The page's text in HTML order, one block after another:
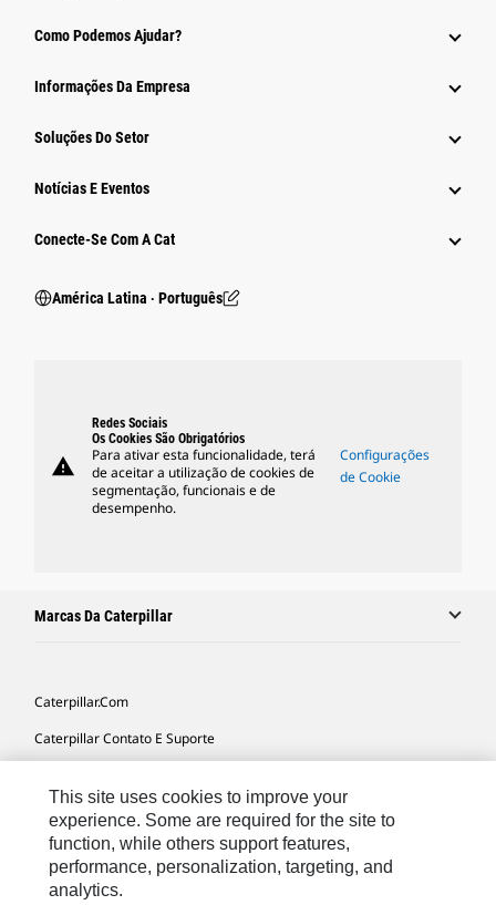
Como Podemos Ajudar?
Informações Da Empresa
Soluções Do Setor
Notícias E Eventos
Conecte-Se Com A Cat
América Latina ‧ Português
warning
Redes Sociais
Os Cookies São Obrigatórios
Para ativar esta funcionalidade, terá
de aceitar a utilização de cookies de
segmentação, funcionais e de
desempenho.
Configurações
de Cookie
Marcas Da Caterpillar
Caterpillar.com
Caterpillar Contato E Suporte
Mapa Do Local
Cookie Settings
Legal
This site uses cookies to improve your
experience. Some are required for the site to
function, while others support features,
performance, personalization, targeting, and
analytics.